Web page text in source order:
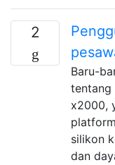
2
Baru-
tentang
x2000,
silikon
dan